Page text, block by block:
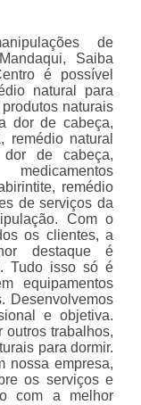
de
Saiba
é possível
natural para
naturais
dor de cabeça,
remédio natural
de cabeça,
remédio
de serviços da
Com o
os clientes, a
destaque é
Tudo isso só é
equipamentos
Desenvolvemos
e objetiva.
outros trabalhos,
para dormir.
nossa empresa,
os serviços e
com a melhor